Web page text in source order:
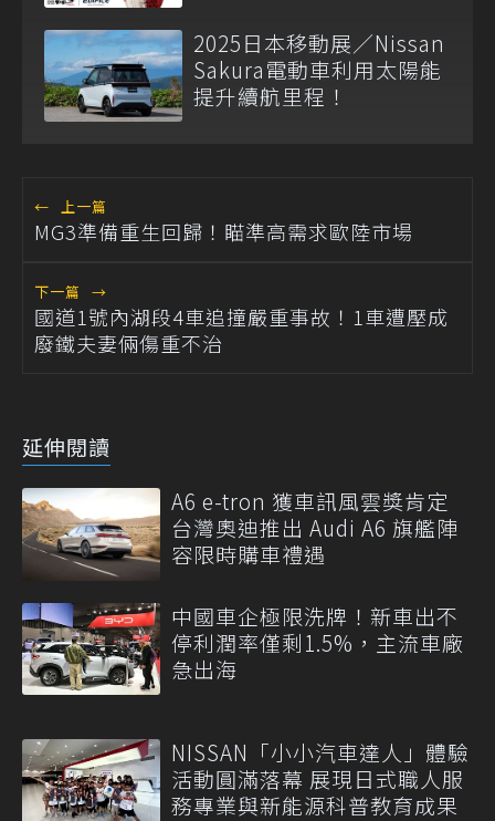
2025日本移動展／Nissan
Sakura電動車利用太陽能
提升續航里程！
← 上一篇
MG3準備重生回歸！瞄準高需求歐陸市場
下一篇 →
國道1號內湖段4車追撞嚴重事故！1車遭壓成
廢鐵夫妻倆傷重不治
延伸閱讀
A6 e-tron 獲車訊風雲獎肯定
台灣奧迪推出 Audi A6 旗艦陣
容限時購車禮遇
中國車企極限洗牌！新車出不
停利潤率僅剩1.5%，主流車廠
急出海
NISSAN「小小汽車達人」體驗
活動圓滿落幕 展現日式職人服
務專業與新能源科普教育成果